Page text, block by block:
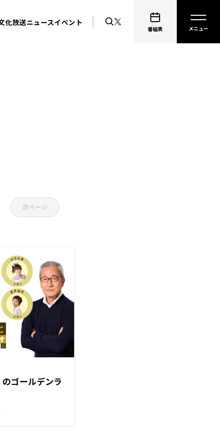
化放送ニュースイベント
番組表
次ページ
ゴールデンラ